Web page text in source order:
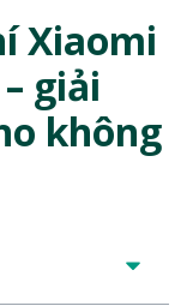
Xiaomi
giải
không